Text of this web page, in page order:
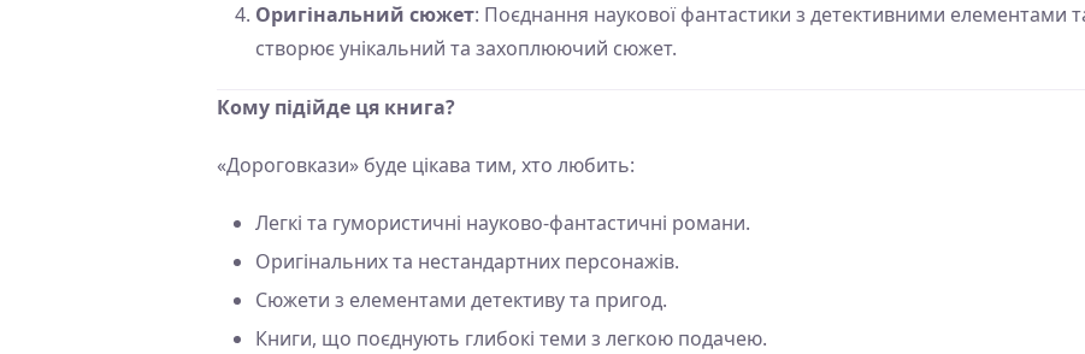
Оригінальний сюжет: Поєднання наукової фантастики з детективними елементами
створює унікальний та захоплюючий сюжет.
Кому підійде ця книга?
«Дороговкази» буде цікава тим, хто любить:
Легкі та гумористичні науково-фантастичні романи.
Оригінальних та нестандартних персонажів.
Сюжети з елементами детективу та пригод.
Книги, що поєднують глибокі теми з легкою подачею.